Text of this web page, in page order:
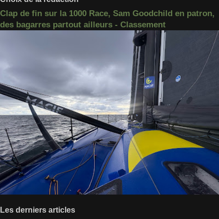
Clap de fin sur la 1000 Race, Sam Goodchild en patron,
des bagarres partout ailleurs - Classement
Les derniers articles